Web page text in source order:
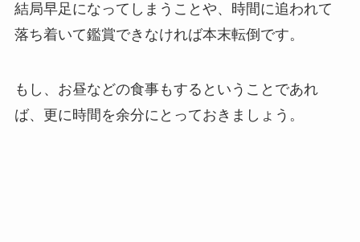
結局早足になってしまうことや、時間に追われて
落ち着いて鑑賞できなければ本末転倒です。
もし、お昼などの食事もするということであれ
ば、更に時間を余分にとっておきましょう。